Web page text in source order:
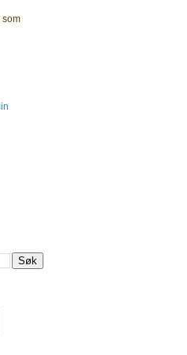
som